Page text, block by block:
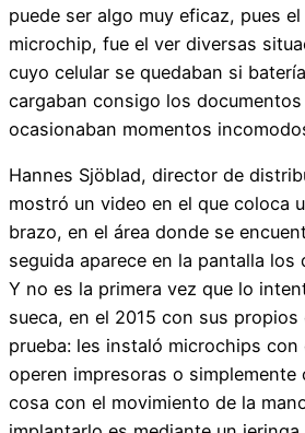
puede ser algo muy eficaz, pues
microchip, fue el ver diversas
cuyo celular se quedaban si
cargaban consigo los
ocasionaban momentos
Hannes Sjöblad, director de
mostró un video en el que coloca
brazo, en el área donde se
seguida aparece en la pantalla los
Y no es la primera vez que lo
sueca, en el 2015 con sus propios
prueba: les instaló microchips
operen impresoras o simplemente
cosa con el movimiento de la